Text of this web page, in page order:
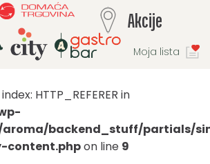
Moja lista
L Akcije
HTTP_REFERER in
backend_stuff/partials/
content.phpon line 9